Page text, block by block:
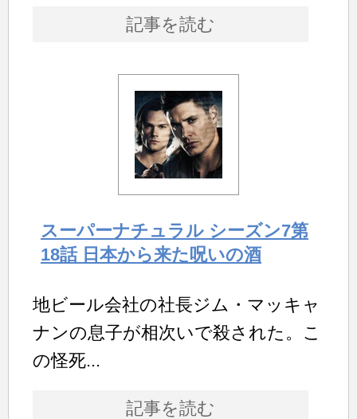
記事を読む
スーパーナチュラル シーズン7第
18話 日本から来た呪いの酒
地ビール会社の社長ジム・マッキャ
ナンの息子が相次いで殺された。こ
の怪死...
記事を読む